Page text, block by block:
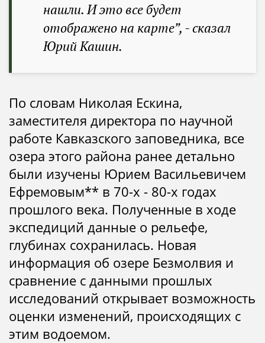
нашли. И это все будет
отображено на карте”, - сказал
Юрий Кашин.
По словам Николая Ескина,
заместителя директора по научной
работе Кавказского заповедника, все
озера этого района ранее детально
были изучены Юрием Васильевичем
Ефремовым** в 70-х - 80-х годах
прошлого века. Полученные в ходе
экспедиций данные о рельефе,
глубинах сохранилась. Новая
информация об озере Безмолвия и
сравнение с данными прошлых
исследований открывает возможность
оценки изменений, происходящих с
этим водоемом.